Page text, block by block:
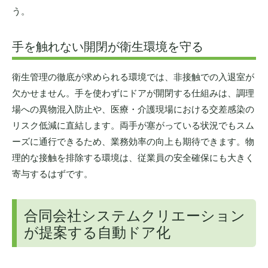
う。
手を触れない開閉が衛生環境を守る
衛生管理の徹底が求められる環境では、非接触での入退室が
欠かせません。手を使わずにドアが開閉する仕組みは、調理
場への異物混入防止や、医療・介護現場における交差感染の
リスク低減に直結します。両手が塞がっている状況でもスム
ーズに通行できるため、業務効率の向上も期待できます。物
理的な接触を排除する環境は、従業員の安全確保にも大きく
寄与するはずです。
合同会社システムクリエーション
が提案する自動ドア化